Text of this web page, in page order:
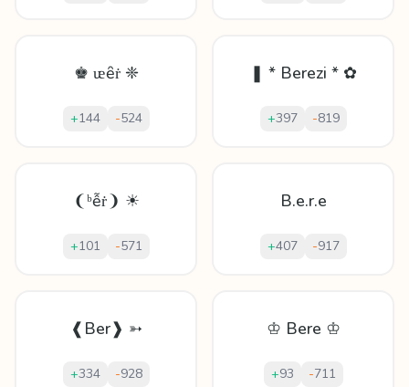
♚ ᵫȇṙ ❈
+144 -524
❚ * Berezi * ✿
+397 -819
❨ᵇễṙ❩ ☀
+101 -571
B.e.r.e
+407 -917
❰Ber❱ ➳
+334 -928
♔ Bere ♔
+93 -711